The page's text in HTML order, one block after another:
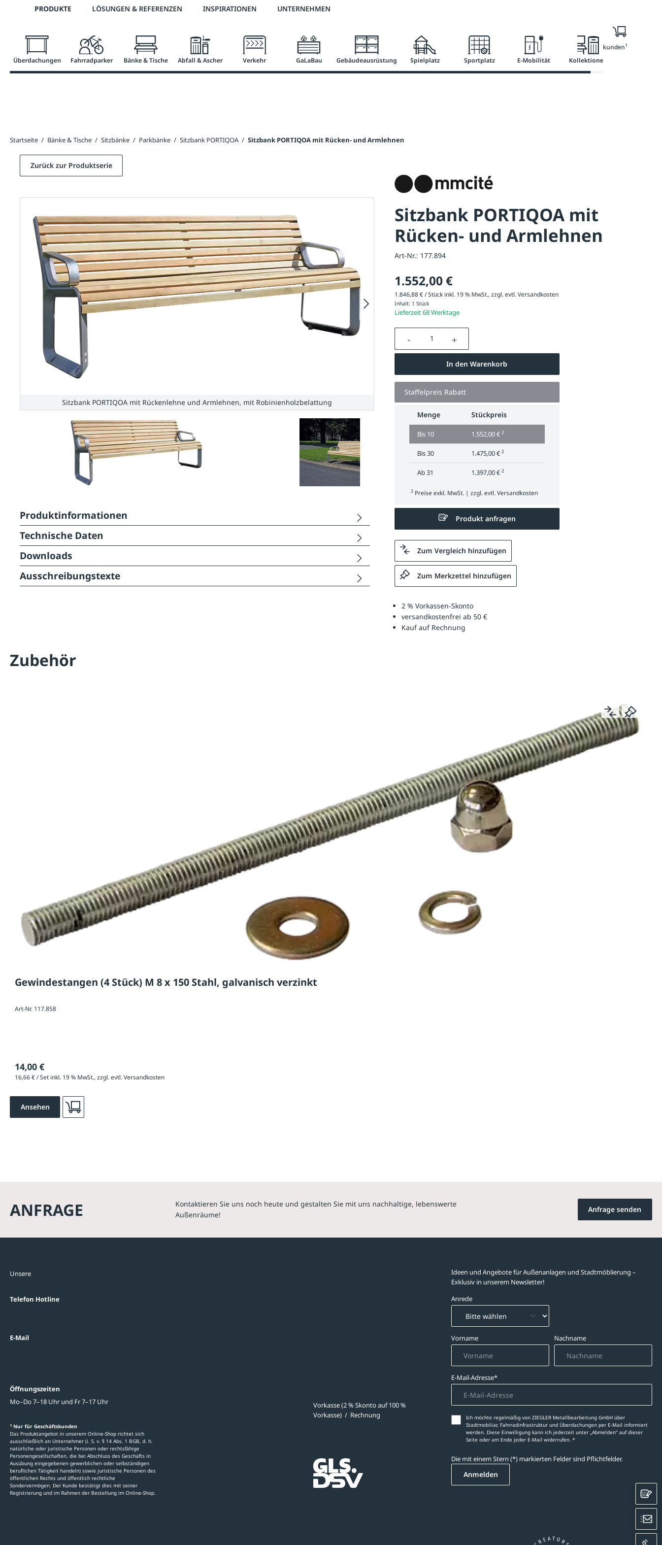
Zur Hauptnavigation springen
Telefon: 0800 / 100 49 02 2 % Vorkassen-Skonto versandkostenfrei ab 50 €
PRODUKTE LÖSUNGEN & REFERENZEN INSPIRATIONEN UNTERNEHMEN
Überdachungen Fahrradparker Bänke & Tische Abfall & Ascher Verkehr GaLaBau Gebäudeausrüstung Spielplatz Sportplatz E-Mobilität Kollektionen
Nur für Geschäftskunden1
Startseite / Bänke & Tische / Sitzbänke / Parkbänke / Sitzbank PORTIQOA / Sitzbank PORTIQOA mit Rücken- und Armlehnen
Sitzbank PORTIQOA mit
Rücken- und Armlehnen
Art-Nr.: 177.894
1.552,00 €
1.846,88 € / Stück inkl. 19 % MwSt., zzgl. evtl.Versandkosten
Inhalt: 1 Stück
Lieferzeit 68 Werktage
Produkt Anzahl: Gib den gewünschten Wert ein oder
In den Warenkorb
Staffelpreis Rabatt
Menge Stückpreis
Bis 10 1.552,00 € 2
Bis30 1.475,00 € 2
Ab31 1.397,00 € 2
2Preise exkl. MwSt. | zzgl. evtl.Versandkosten
Produkt anfragen
Zum Vergleich hinzufügen
Zum Merkzettel hinzufügen
2 % Vorkassen-Skonto
versandkostenfrei ab 50 €
Kauf auf Rechnung
Zurück zur Produktserie
Sitzbank PORTIQOA mit Rückenlehne und Armlehnen, mit Robinienholzbelattung Sitzbank PORTIQOA mit Rückenlehne und Armlehnen, mit
Produktinformationen
Technische Daten
Downloads
Ausschreibungstexte
Zubehör
Gewindestangen (4 Stück) M 8 x 150 Stahl, galvanisch verzinkt
Art-Nr. 117.858
14,00 €
16,66 € / Set inkl. 19 % MwSt., zzgl. evtl. Versandkosten
Ansehen
ANFRAGE
Kontaktieren Sie uns noch heute und gestalten Sie mit uns nachhaltige, lebenswerte
Außenräume!
Anfrage senden
Unsere
Telefon Hotline
E-Mail
Öffnungszeiten
Mo–Do 7–18 Uhr und Fr 7–17 Uhr
1 Nur für Geschäftskunden
Das Produktangebot in unserem Online-Shop richtet sich
ausschließlich an Unternehmer (i. S. v. § 14 Abs. 1 BGB, d. h.
natürliche oder juristische Personen oder rechtsfähige
Personengesellschaften, die bei Abschluss des Geschäfts in
Ausübung eingegebenen gewerblichen oder selbständigen
beruflichen Tätigkeit handeln) sowie juristische Personen des
öffentlichen Rechts und öffentlich rechtliche
Sondervermögen. Der Kunde bestätigt dies mit seiner
Registrierung und im Rahmen der Bestellung im Online-Shop.
Vorkasse (2 % Skonto auf 100 %
Vorkasse) / Rechnung
Ideen und Angebote für Außenanlagen und Stadtmöblierung –
Exklusiv in unserem Newsletter!
Anrede
Vorname Nachname
E-Mail-Adresse*
Ich möchte regelmäßig von ZIEGLER Metallbearbeitung GmbH über
Stadtmobiliar, Fahrradinfrastruktur und Überdachungen per E-Mail informiert
werden. Diese Einwilligung kann ich jederzeit unter „Abmelden‘‘ auf dieser
Seite oder am Ende jeder E-Mail widerrufen. *
Die mit einem Stern (*) markierten Felder sind Pflichtfelder.
Anmelden